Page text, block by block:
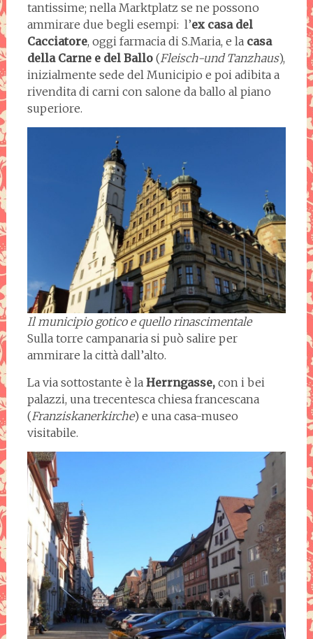
tantissime; nella Marktplatz se ne possono
ammirare due begli esempi: l’ex casa del
Cacciatore, oggi farmacia di S.Maria, e la casa
della Carne e del Ballo(Fleisch-und Tanzhaus),
inizialmente sede del Municipio e poi adibita a
rivendita di carni con salone da ballo al piano
superiore.
Il municipio gotico e quello rinascimentale
Sulla torre campanaria si può salire per
ammirare la città dall’alto.
La via sottostante è la Herrngasse,con i bei
palazzi, una trecentesca chiesa francescana
(Franziskanerkirche) e una casa-museo
visitabile.